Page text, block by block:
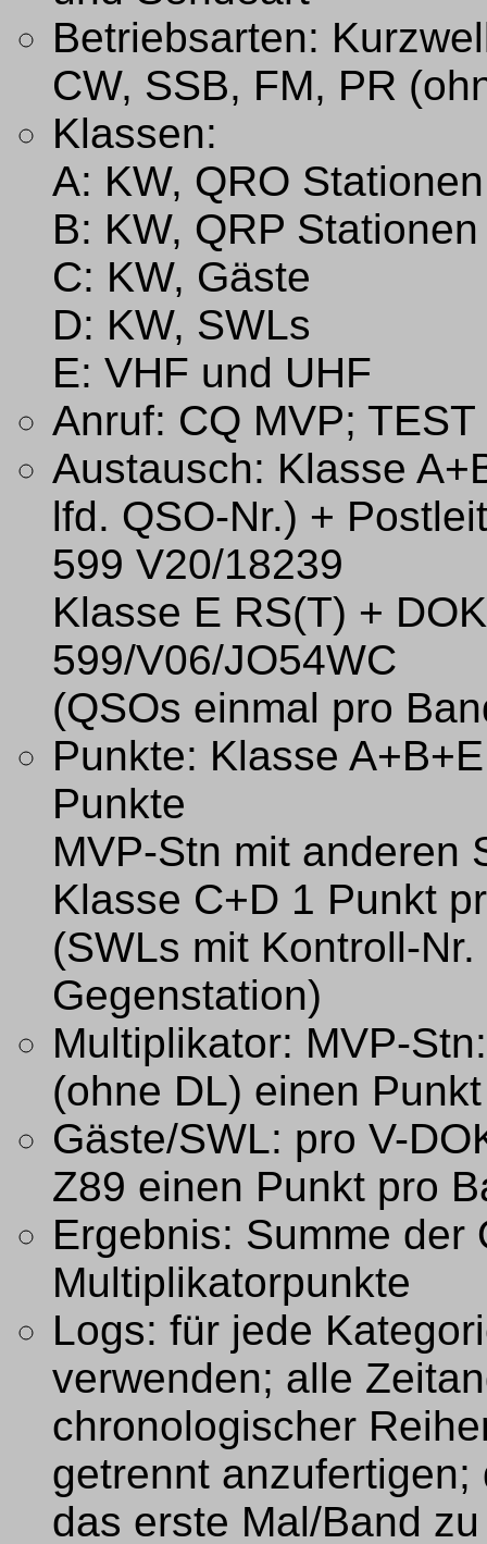
Betriebsarten:
CW, SSB, FM, PR
Klassen:
A: KW, QRO
B: KW, QRP
C: KW, Gäste
D: KW, SWLs
E: VHF und UHF
Anruf: CQ MVP; TEST
Austausch: Klasse
lfd. QSO-Nr.) +
599 V20/18239
Klasse E RS(T) +
599/V06/JO54WC
(QSOs einmal pro
Punkte: Klasse
Punkte
MVP-Stn mit anderen
Klasse C+D 1 Punkt
(SWLs mit Kontroll-
Gegenstation)
Multiplikator: MVP-
(ohne DL) einen
Gäste/SWL: pro V-
Z89 einen Punkt pro
Ergebnis: Summe der
Multiplikatorpunkte
Logs: für jede
verwenden; alle
chronologischer
getrennt
das erste Mal/Band